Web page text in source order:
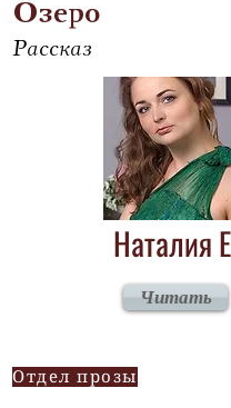
Озеро
Рассказ
Наталия
Читать
Отдел прозы